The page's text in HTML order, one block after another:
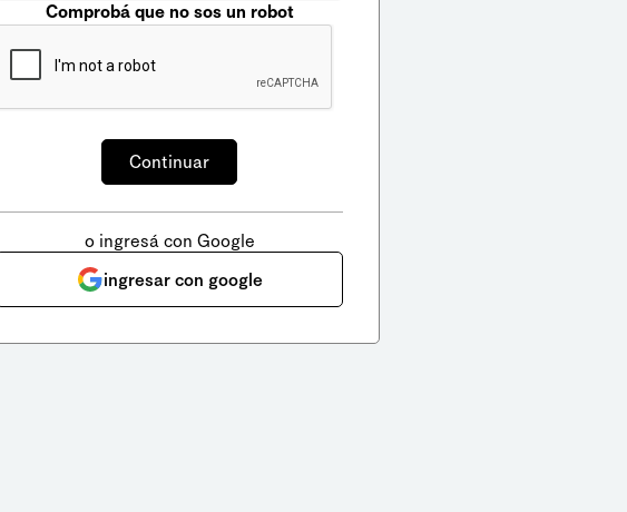
Comprobá que no sos un robot
o ingresá con Google
ingresar con google